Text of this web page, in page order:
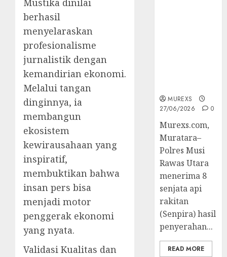
Mustika dinilai
berhasil
menyelaraskan
profesionalisme
jurnalistik dengan
kemandirian ekonomi.
Melalui tangan
dinginnya, ia
membangun
ekosistem
kewirausahaan yang
inspiratif,
membuktikan bahwa
insan pers bisa
menjadi motor
penggerak ekonomi
yang nyata.
Validasi Kualitas dan
MUREXS
27/06/2026
0
Murexs.com,
Muratara–
Polres Musi
Rawas Utara
menerima 8
senjata api
rakitan
(Senpira) hasil
penyerahan...
READ MORE